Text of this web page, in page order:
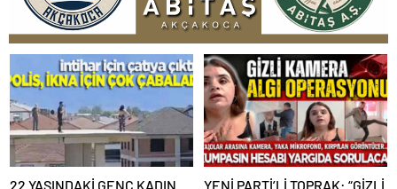
22 YAŞINDAKİ GENÇ KADIN YENİ PARTİ’Lİ TOPRAK: “GİZLİ